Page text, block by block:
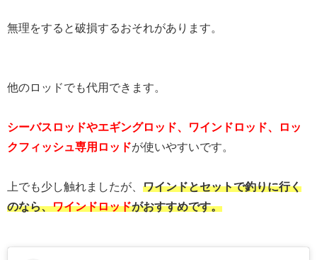
無理をすると破損するおそれがあります。
他のロッドでも代用できます。
シーバスロッドやエギングロッド、ワインドロッド、ロッ
クフィッシュ専用ロッドが使いやすいです。
上でも少し触れましたが、 ワインドとセットで釣りに行く
のなら、ワインドロッドがおすすめです。